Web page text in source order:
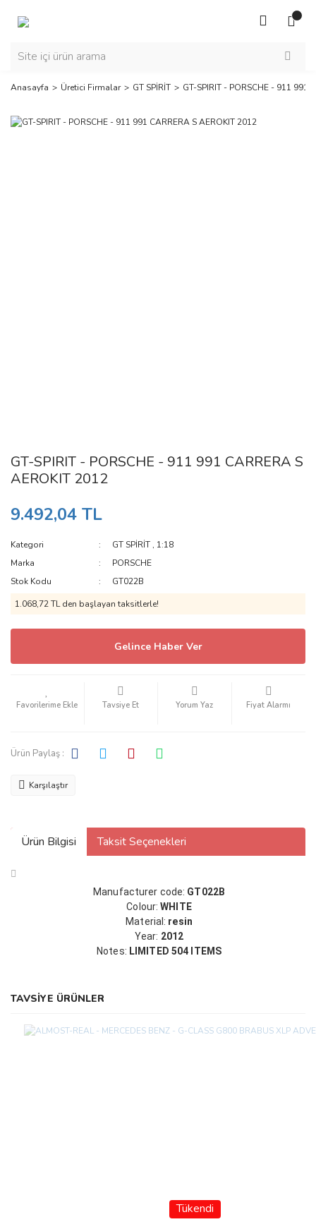
Anasayfa Üretici Firmalar GT SPİRİT GT-SPIRIT - PORSCHE - 911 991
GT-SPIRIT - PORSCHE - 911 991 CARRERA S
AEROKIT 2012
9.492,04 TL
Kategori GT SPİRİT , 1:18
Marka
PORSCHE
Stok Kodu
GT022B
1.068,72 TL den başlayan taksitlerle!
Gelince Haber Ver
Tavsiye Et Yorum Yaz Fiyat Alarmı
Ürün Paylaş :
Karşılaştır
Ürün Bilgisi Taksit Seçenekleri
Manufacturer code: GT022B
Colour: WHITE
Material: resin
Year: 2012
Notes: LIMITED 504 ITEMS
TAVSİYE ÜRÜNLER
Tükendi